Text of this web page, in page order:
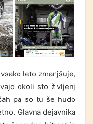
leto zmanjšuje,
okoli sto življenj
pa so tu še hudo
Glavna dejavnika